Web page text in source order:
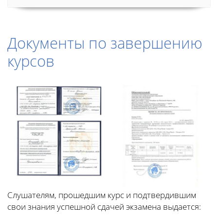
Документы по завершению
курсов
Слушателям, прошедшим курс и подтвердившим
свои знания успешной сдачей экзамена выдается: